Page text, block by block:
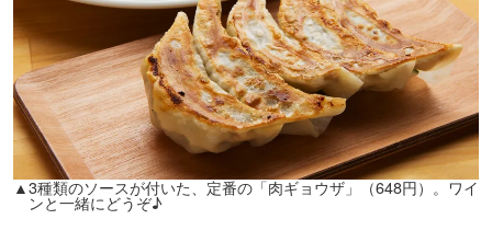
▲3種類のソースが付いた、定番の「肉ギョウザ」（648円）。ワイ
ンと一緒にどうぞ♪